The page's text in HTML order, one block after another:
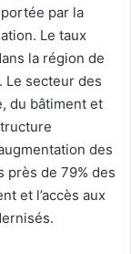
par la
Le taux
la région de
Le secteur des
du bâtiment et
des
près de 79% des
et l’accès aux